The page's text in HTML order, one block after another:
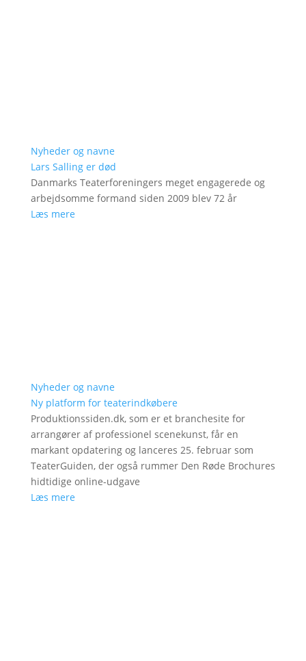
Nyheder og navne
Lars Salling er død
Danmarks Teaterforeningers meget engagerede og
arbejdsomme formand siden 2009 blev 72 år
Læs mere
Nyheder og navne
Ny platform for teaterindkøbere
Produktionssiden.dk, som er et branchesite for
arrangører af professionel scenekunst, får en
markant opdatering og lanceres 25. februar som
TeaterGuiden, der også rummer Den Røde Brochures
hidtidige online-udgave
Læs mere